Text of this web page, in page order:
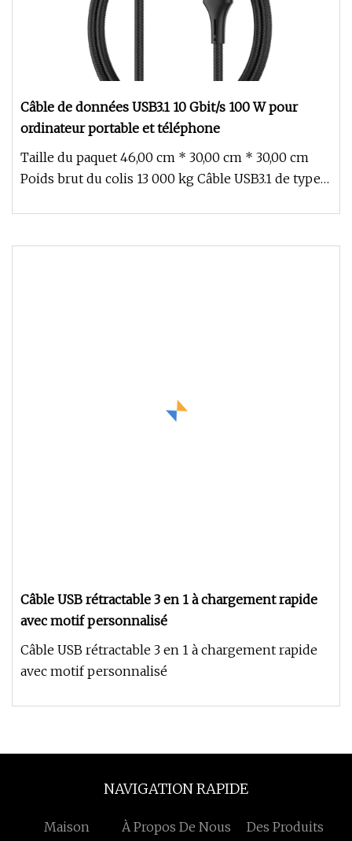
Câble de données USB3.1 10 Gbit/s 100 W pour
ordinateur portable et téléphone
Taille du paquet 46,00 cm * 30,00 cm * 30,00 cm
Poids brut du colis 13 000 kg Câble USB3.1 de type
Câble USB rétractable 3 en 1 à chargement rapide
avec motif personnalisé
Câble USB rétractable 3 en 1 à chargement rapide
avec motif personnalisé
NAVIGATION RAPIDE
Maison À Propos De Nous Des Produits